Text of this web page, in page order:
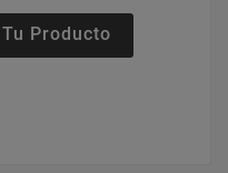
Producto